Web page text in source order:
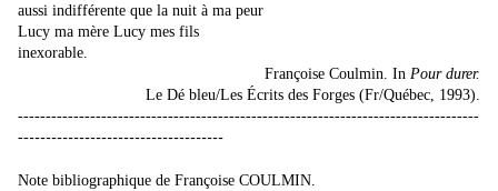
aussi indifférente que la nuit à ma peur
Lucy ma mère Lucy mes fils
inexorable.
Françoise Coulmin. In Pour durer.
Le Dé bleu/Les Écrits des Forges (Fr/Québec, 1993).
-----------------------------------------------------------------------------------
-------------------------------------
Note bibliographique de Françoise COULMIN.